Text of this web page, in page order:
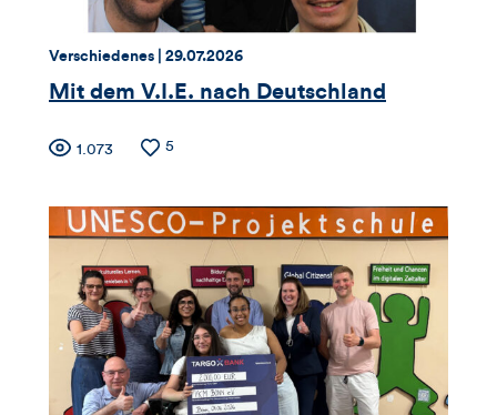
Thema:
Verschiedenes | Datum:
29.07.2026
Mit dem V.I.E. nach Deutschland
Zähler
für
Views,
Likes
und
Kommentare
Anzahl
1.073
Anzahl
5